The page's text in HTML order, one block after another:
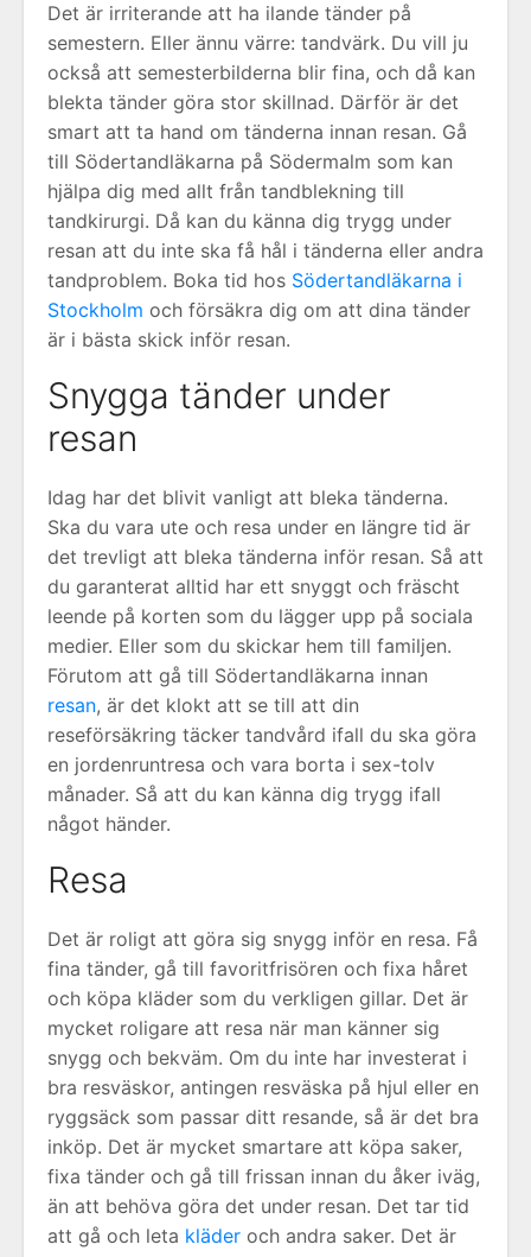
Det är irriterande att ha ilande tänder på
semestern. Eller ännu värre: tandvärk. Du vill ju
också att semesterbilderna blir fina, och då kan
blekta tänder göra stor skillnad. Därför är det
smart att ta hand om tänderna innan resan. Gå
till Södertandläkarna på Södermalm som kan
hjälpa dig med allt från tandblekning till
tandkirurgi. Då kan du känna dig trygg under
resan att du inte ska få hål i tänderna eller andra
tandproblem. Boka tid hos Södertandläkarna i
Stockholm och försäkra dig om att dina tänder
är i bästa skick inför resan.
Snygga tänder under
resan
Idag har det blivit vanligt att bleka tänderna.
Ska du vara ute och resa under en längre tid är
det trevligt att bleka tänderna inför resan. Så att
du garanterat alltid har ett snyggt och fräscht
leende på korten som du lägger upp på sociala
medier. Eller som du skickar hem till familjen.
Förutom att gå till Södertandläkarna innan
resan, är det klokt att se till att din
reseförsäkring täcker tandvård ifall du ska göra
en jordenruntresa och vara borta i sex-tolv
månader. Så att du kan känna dig trygg ifall
något händer.
Resa
Det är roligt att göra sig snygg inför en resa. Få
fina tänder, gå till favoritfrisören och fixa håret
och köpa kläder som du verkligen gillar. Det är
mycket roligare att resa när man känner sig
snygg och bekväm. Om du inte har investerat i
bra resväskor, antingen resväska på hjul eller en
ryggsäck som passar ditt resande, så är det bra
inköp. Det är mycket smartare att köpa saker,
fixa tänder och gå till frissan innan du åker iväg,
än att behöva göra det under resan. Det tar tid
att gå och leta kläder och andra saker. Det är